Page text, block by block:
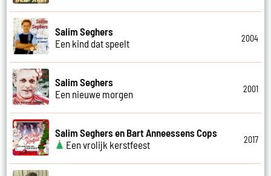
Salim Seghers
Een kind dat speelt
2004
Salim Seghers
Een nieuwe morgen
2001
Salim Seghers en Bart Anneessens Cops
Een vrolijk kerstfeest
2017